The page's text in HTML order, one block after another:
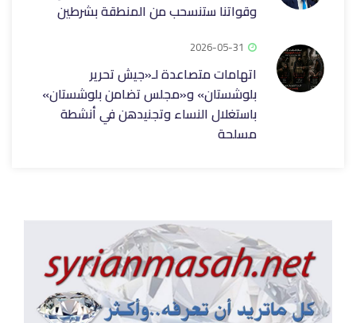
وقواتنا ستنسحب من المنطقة بشرطين
2026-05-31
اتهامات متصاعدة لـ«جيش تحرير
بلوشستان» و«مجلس تضامن بلوشستان»
باستغلال النساء وتجنيدهن في أنشطة
مسلحة